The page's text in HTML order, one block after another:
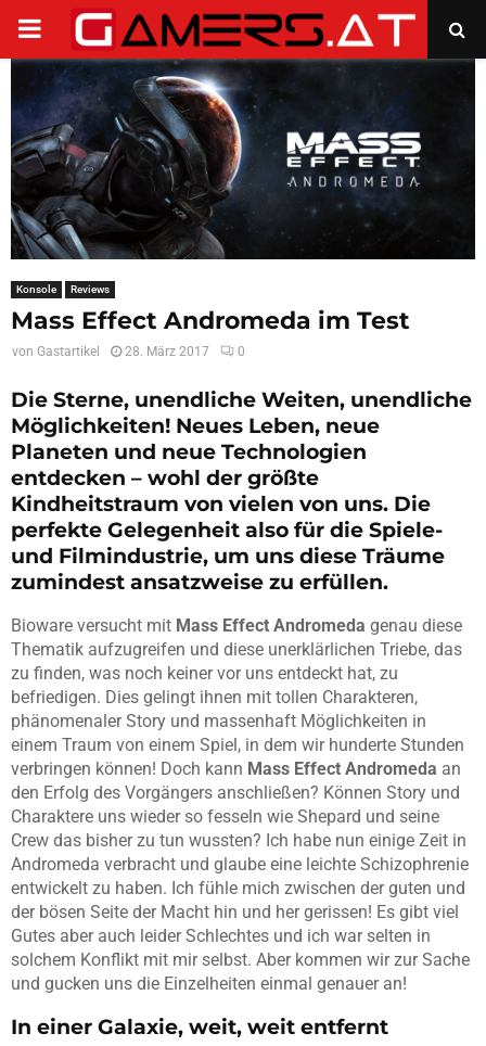
PRIMARY
MENU
Konsole Reviews
Mass Effect Andromeda im Test
von Gastartikel 28. März 2017 0
Die Sterne, unendliche Weiten, unendliche
Möglichkeiten! Neues Leben, neue
Planeten und neue Technologien
entdecken – wohl der größte
Kindheitstraum von vielen von uns. Die
perfekte Gelegenheit also für die Spiele-
und Filmindustrie, um uns diese Träume
zumindest ansatzweise zu erfüllen.
Bioware versucht mit Mass Effect Andromeda genau diese
Thematik aufzugreifen und diese unerklärlichen Triebe, das
zu finden, was noch keiner vor uns entdeckt hat, zu
befriedigen. Dies gelingt ihnen mit tollen Charakteren,
phänomenaler Story und massenhaft Möglichkeiten in
einem Traum von einem Spiel, in dem wir hunderte Stunden
verbringen können! Doch kann Mass Effect Andromeda an
den Erfolg des Vorgängers anschließen? Können Story und
Charaktere uns wieder so fesseln wie Shepard und seine
Crew das bisher zu tun wussten? Ich habe nun einige Zeit in
Andromeda verbracht und glaube eine leichte Schizophrenie
entwickelt zu haben. Ich fühle mich zwischen der guten und
der bösen Seite der Macht hin und her gerissen! Es gibt viel
Gutes aber auch leider Schlechtes und ich war selten in
solchem Konflikt mit mir selbst. Aber kommen wir zur Sache
und gucken uns die Einzelheiten einmal genauer an!
In einer Galaxie, weit, weit entfernt